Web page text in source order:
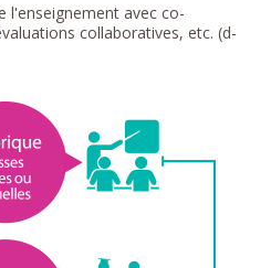
l'enseignement avec co-
collaboratives, etc. (d-